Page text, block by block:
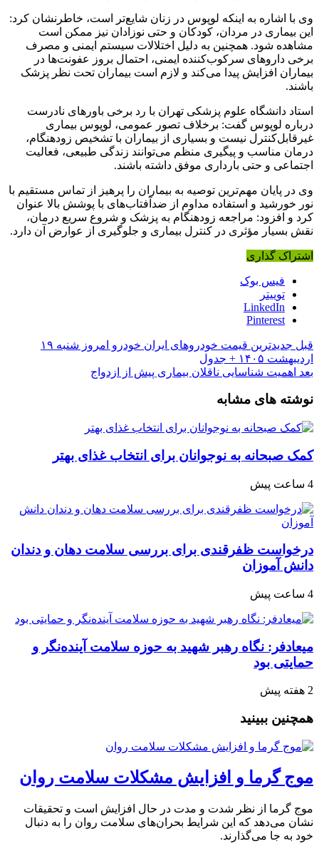
وی با اشاره به اینکه لوپوس در زنان شایع‌تر است، خاطرنشان کرد:
این بیماری در مردان، کودکان و حتی نوزادان نیز ممکن است
مشاهده شود. همچنین به دلیل اختلالات سیستم ایمنی و مصرف
برخی داروهای سرکوب‌کننده ایمنی، احتمال بروز عفونت‌ها در
بیماران افزایش پیدا می‌کند و لازم است بیماران تحت نظر پزشک
باشند.
استاد دانشگاه علوم پزشکی تهران با رد برخی باورهای نادرست
درباره لوپوس گفت: برخلاف تصور عمومی، لوپوس بیماری
غیرقابل‌کنترل نیست و بسیاری از بیماران با تشخیص زودهنگام،
درمان مناسب و پیگیری منظم می‌توانند زندگی طبیعی، فعالیت
اجتماعی و حتی بارداری موفق داشته باشند.
وی در پایان مهم‌ترین توصیه به بیماران را پرهیز از تماس مستقیم با
نور خورشید و استفاده مداوم از ضدآفتاب‌های با پوشش بالا عنوان
کرد و افزود: مراجعه زودهنگام به پزشک و شروع سریع درمان،
نقش بسیار مؤثری در کنترل بیماری و جلوگیری از عوارض آن دارد.
اشتراک گذاری
فیس بوک
توییتر
LinkedIn
Pinterest
قبل
جدیدترین قیمت خودرو‌های ایران خودرو امروز شنبه ۱۹
اردیبهشت ۱۴۰۵ + جدول
بعد اهمیت شناسایی ناقلان بیماری پیش از ازدواج
نوشته های مشابه
کمک صبحانه به نوجوانان برای انتخاب غذای بهتر
4 ساعت پیش
درخواست ظفرقندی برای بررسی سلامت دهان و دندان
دانش آموزان
4 ساعت پیش
میعادفر: نگاه رهبر شهید به حوزه سلامت آینده‌نگر و
حمایتی بود
2 هفته پیش
همچنین ببینید
موج گرما و افزایش مشکلات سلامت روان
موج گرما از نظر شدت و مدت در حال افزایش است و تحقیقات
نشان می‌دهد که این شرایط بحران‌های سلامت روان را به دنبال
خود به جا می‌گذارند.